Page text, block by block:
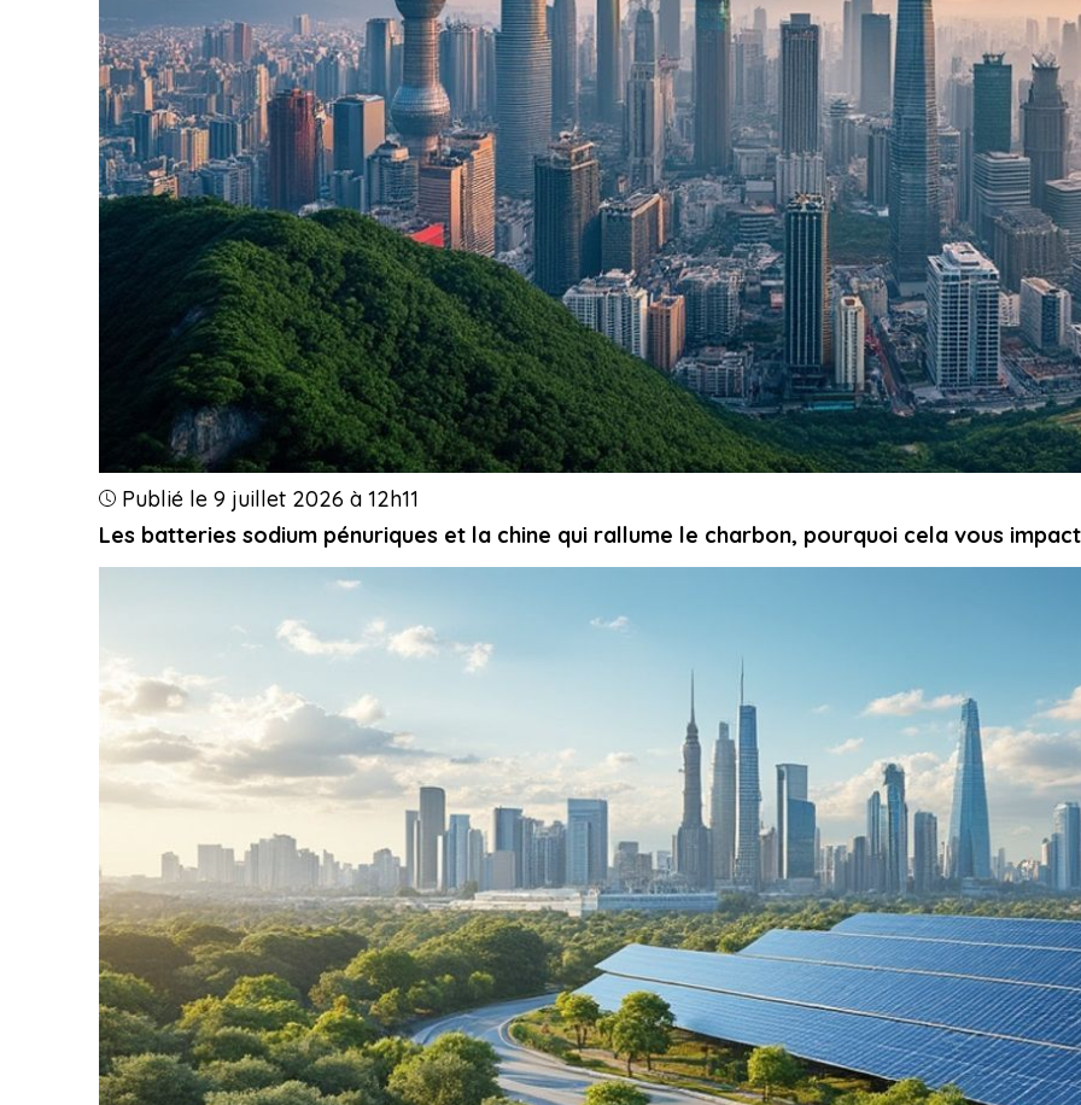
Les batteries sodium pénuriques et la chine qui rallume le charbon, pourquoi cela vous
Publié le 9 juillet 2026 à 12h11